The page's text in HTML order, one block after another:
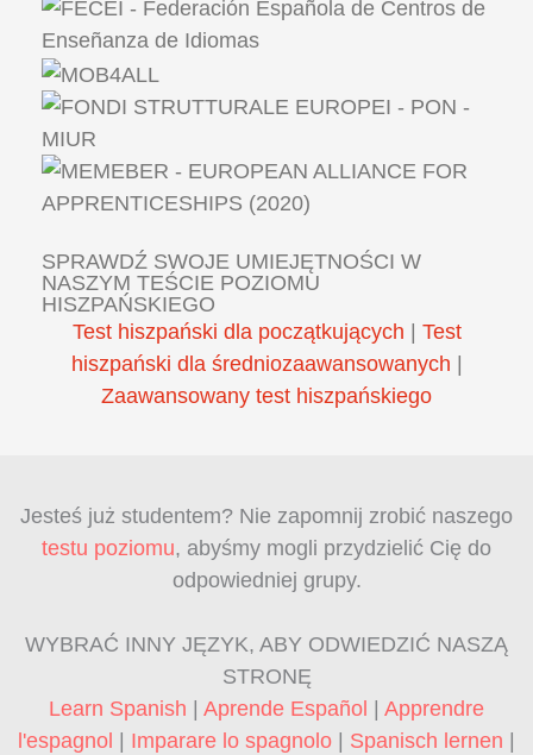
SPRAWDŹ SWOJE UMIEJĘTNOŚCI W
NASZYM TEŚCIE POZIOMU
HISZPAŃSKIEGO
Test hiszpański dla początkujących | Test
hiszpański dla średniozaawansowanych |
Zaawansowany test hiszpańskiego
Jesteś już studentem? Nie zapomnij zrobić naszego
testu poziomu, abyśmy mogli przydzielić Cię do
odpowiedniej grupy.
WYBRAĆ INNY JĘZYK, ABY ODWIEDZIĆ NASZĄ
STRONĘ
Learn Spanish | Aprende Español | Apprendre
l'espagnol | Imparare lo spagnolo | Spanisch lernen |